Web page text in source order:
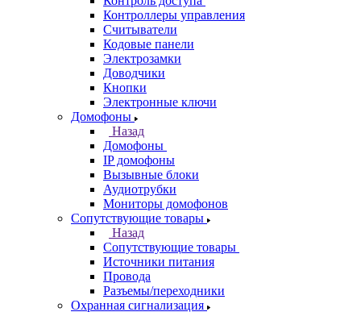
Контроллеры управления
Считыватели
Кодовые панели
Электрозамки
Доводчики
Кнопки
Электронные ключи
Домофоны
Назад
Домофоны
IP домофоны
Вызывные блоки
Аудиотрубки
Мониторы домофонов
Сопутствующие товары
Назад
Сопутствующие товары
Источники питания
Провода
Разъемы/переходники
Охранная сигнализация